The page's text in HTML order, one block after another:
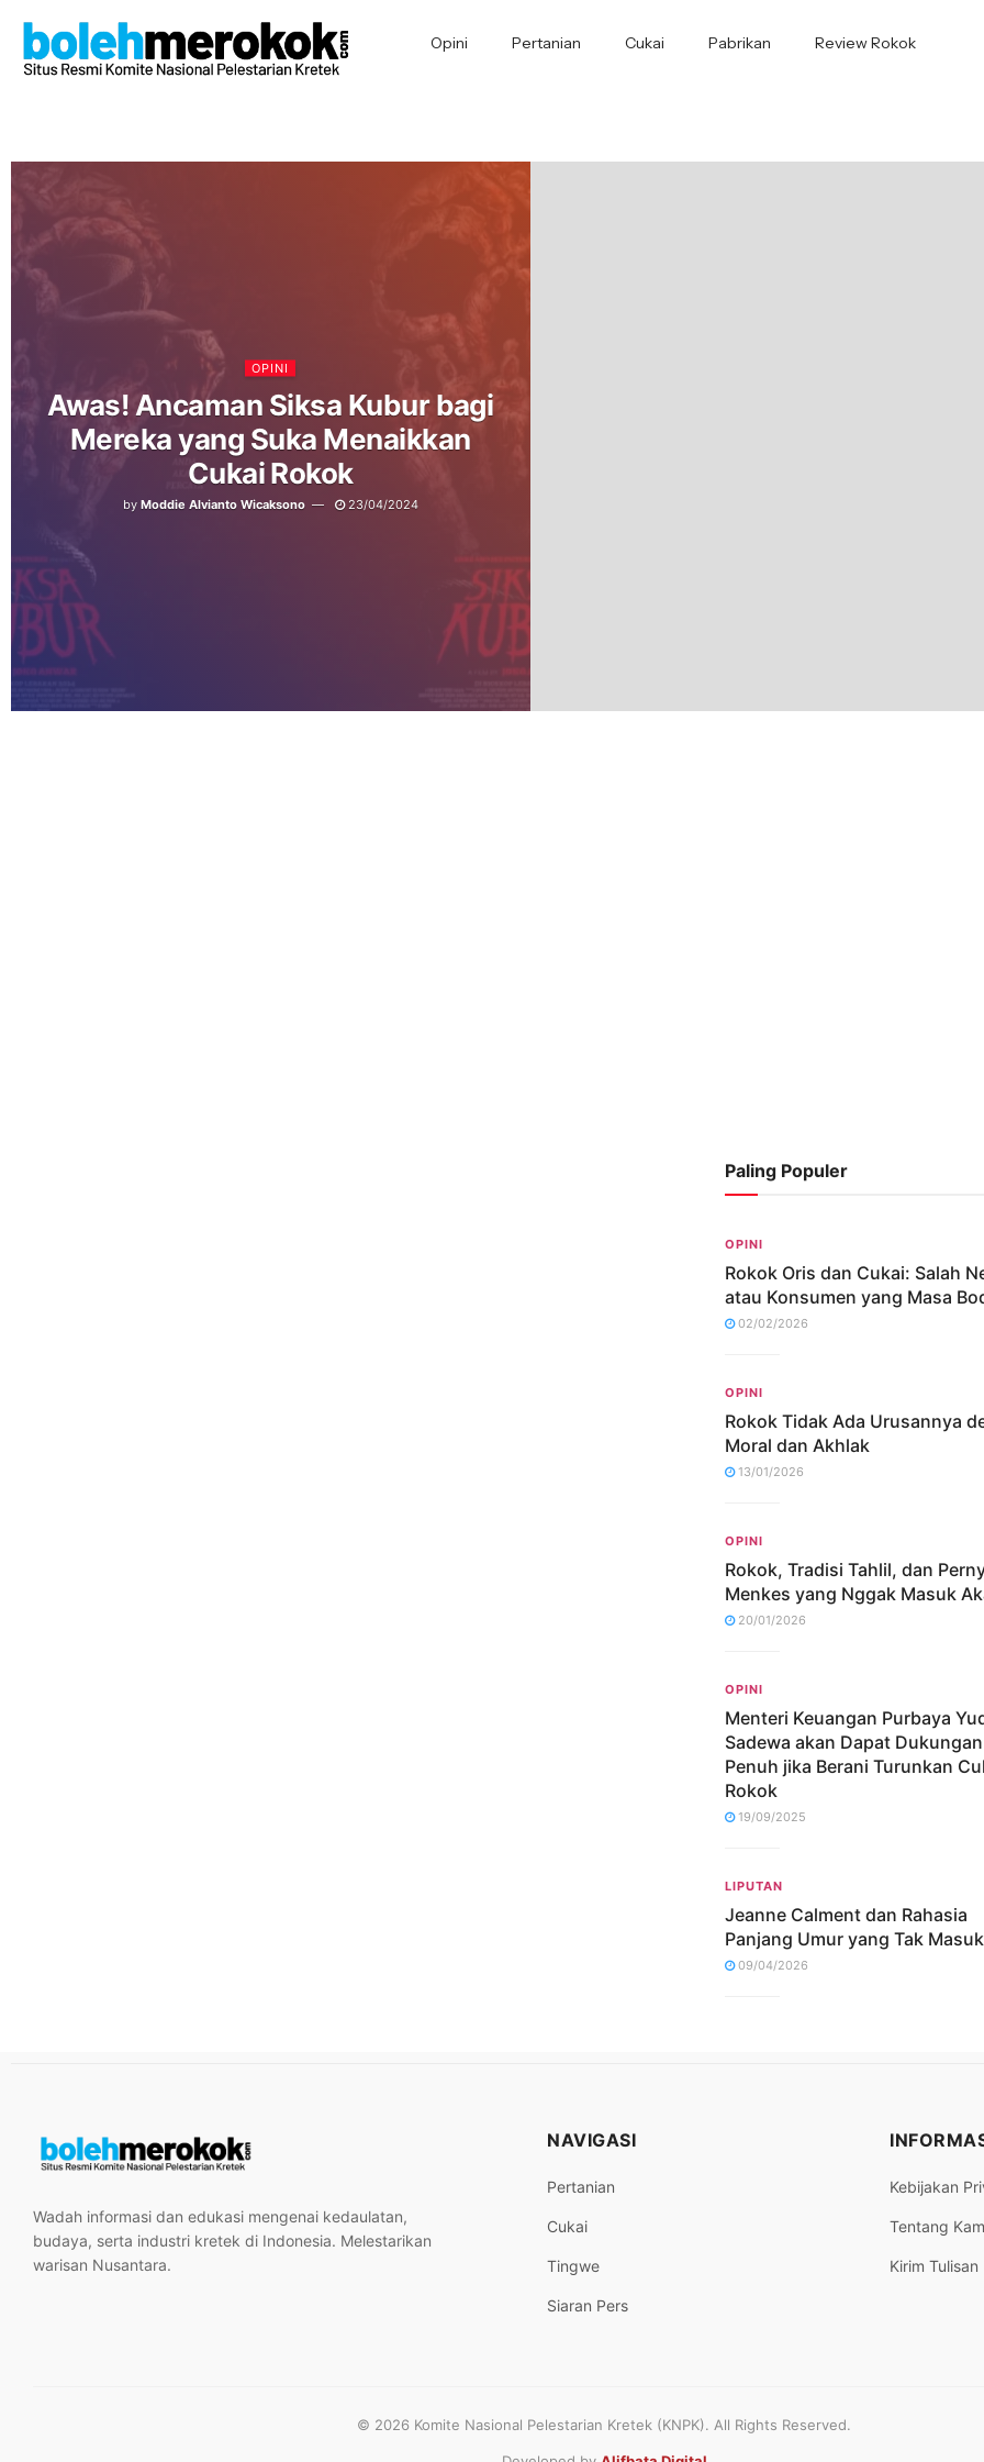
Opini Pertanian Cukai Pabrikan Review Rokok
OPINI
Awas! Ancaman Siksa Kubur bagi
Mereka yang Suka Menaikkan
Cukai Rokok
by Moddie Alvianto Wicaksono 23/04/2024
Paling Populer
OPINI
Rokok Oris dan Cukai: Salah
atau Konsumen yang Masa
02/02/2026
OPINI
Rokok Tidak Ada Urusannya
Moral dan Akhlak
13/01/2026
OPINI
Rokok, Tradisi Tahlil, dan
Menkes yang Nggak Masuk
20/01/2026
OPINI
Menteri Keuangan Purbaya
Sadewa akan Dapat Dukungan
Penuh jika Berani Turunkan
Rokok
19/09/2025
LIPUTAN
Jeanne Calment dan Rahasia
Panjang Umur yang Tak
09/04/2026
Wadah informasi dan edukasi mengenai kedaulatan,
budaya, serta industri kretek di Indonesia. Melestarikan
warisan Nusantara.
NAVIGASI
Pertanian
Cukai
Tingwe
Siaran Pers
Kebijakan
Tentang
Kirim Tulisan
© 2026 Komite Nasional Pelestarian Kretek (KNPK). All Rights Reserved.